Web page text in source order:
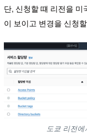
단, 신청할 떄 리전을
이 보이고 변경을 신청
도쿄 리전